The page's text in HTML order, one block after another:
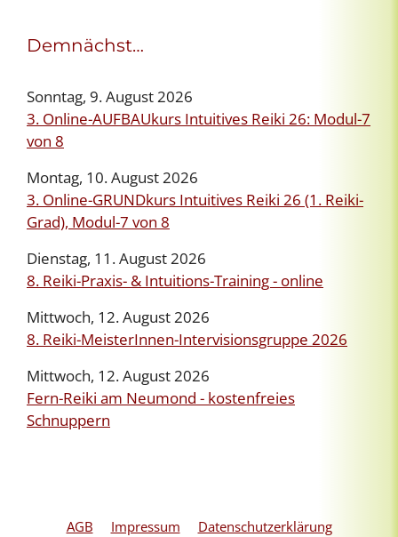
Demnächst…
Sonntag, 9. August 2026
3. Online-AUFBAUkurs Intuitives Reiki 26: Modul-7
von 8
Montag, 10. August 2026
3. Online-GRUNDkurs Intuitives Reiki 26 (1. Reiki-
Grad), Modul-7 von 8
Dienstag, 11. August 2026
8. Reiki-Praxis- & Intuitions-Training - online
Mittwoch, 12. August 2026
8. Reiki-MeisterInnen-Intervisionsgruppe 2026
Mittwoch, 12. August 2026
Fern-Reiki am Neumond - kostenfreies
Schnuppern
AGB Impressum
Datenschutzerklärung